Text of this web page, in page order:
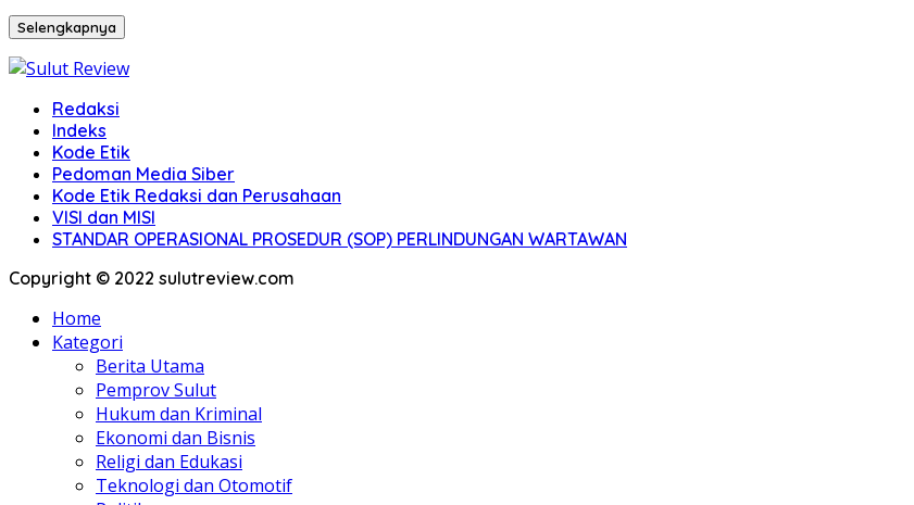
Selengkapnya
Redaksi
Indeks
Kode Etik
Pedoman Media Siber
Kode Etik Redaksi dan Perusahaan
VISI dan MISI
STANDAR OPERASIONAL PROSEDUR (SOP) PERLINDUNGAN WARTAWAN
Copyright © 2022 sulutreview.com
Home
Kategori
Berita Utama
Pemprov Sulut
Hukum dan Kriminal
Ekonomi dan Bisnis
Religi dan Edukasi
Teknologi dan Otomotif